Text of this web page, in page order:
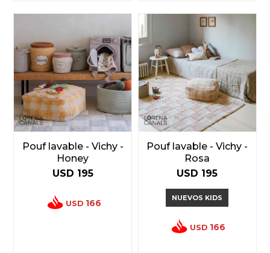
Pouf lavable - Vichy -
Honey
USD 195
USD 166
Pouf lavable - Vichy -
Rosa
USD 195
NUEVOS KIDS
USD 166